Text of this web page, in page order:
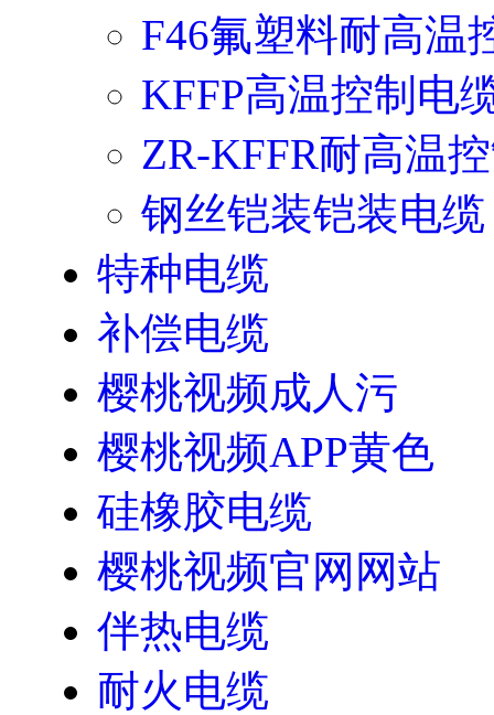
F46氟塑料耐高温
KFFP高温控制电
ZR-KFFR耐高温
钢丝铠装铠装电缆
特种电缆
补偿电缆
樱桃视频成人污
樱桃视频APP黄色
硅橡胶电缆
樱桃视频官网网站
伴热电缆
耐火电缆